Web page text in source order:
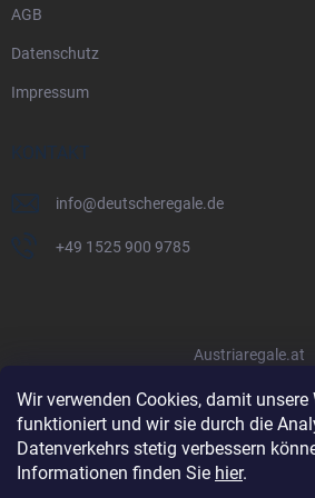
Wir verwenden Cookies, damit
funktioniert und wir sie durch die
Datenverkehrs stetig verbessern
Informationen finden Sie hier.
AGB
Datenschutz
Impressum
KONTAKT
info@deutscheregale.de
+49 1525 900 9785
Austriaregale.at